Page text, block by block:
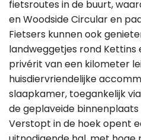
fietsroutes in de buurt,
en Woodside Circular en
Fietsers kunnen ook
landweggetjes rond Kettins
privérit van een kilometer
huisdiervriendelijke
slaapkamer, toegankelijk
de geplaveide binnenplaats
Verstopt in de hoek opent